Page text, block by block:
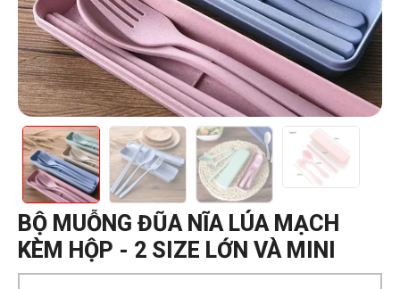
BỘ MUỖNG ĐŨA NĨA LÚA MẠCH
KÈM HỘP - 2 SIZE LỚN VÀ MINI